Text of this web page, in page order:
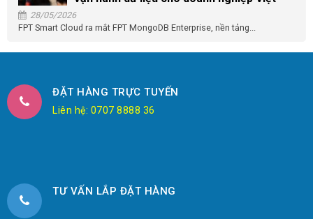
28/05/2026
FPT Smart Cloud ra mắt FPT MongoDB Enterprise, nền tảng...
ĐẶT HÀNG TRỰC TUYẾN
Liên hệ: 0707 8888 36
TƯ VẤN LẮP ĐẶT HÀNG